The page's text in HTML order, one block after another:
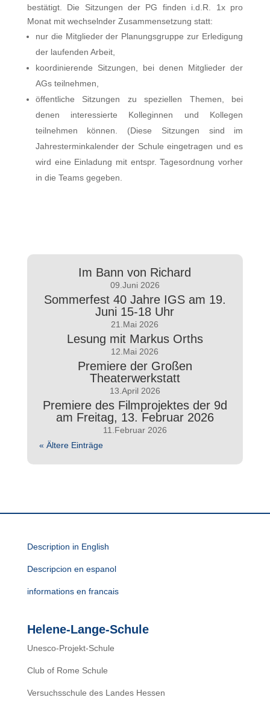
bestätigt. Die Sitzungen der PG finden i.d.R. 1x pro
Monat mit wechselnder Zusammensetzung statt:
nur die Mitglieder der Planungsgruppe zur Erledigung
der laufenden Arbeit,
koordinierende Sitzungen, bei denen Mitglieder der
AGs teilnehmen,
öffentliche Sitzungen zu speziellen Themen, bei
denen interessierte Kolleginnen und Kollegen
teilnehmen können. (Diese Sitzungen sind im
Jahresterminkalender der Schule eingetragen und es
wird eine Einladung mit entspr. Tagesordnung vorher
in die Teams gegeben.
Im Bann von Richard
09.Juni 2026
Sommerfest 40 Jahre IGS am 19.
Juni 15-18 Uhr
21.Mai 2026
Lesung mit Markus Orths
12.Mai 2026
Premiere der Großen
Theaterwerkstatt
13.April 2026
Premiere des Filmprojektes der 9d
am Freitag, 13. Februar 2026
11.Februar 2026
« Ältere Einträge
Description in English
Descripcion en espanol
informations en francais
Helene-Lange-Schule
Unesco-Projekt-Schule
Club of Rome Schule
Versuchsschule des Landes Hessen